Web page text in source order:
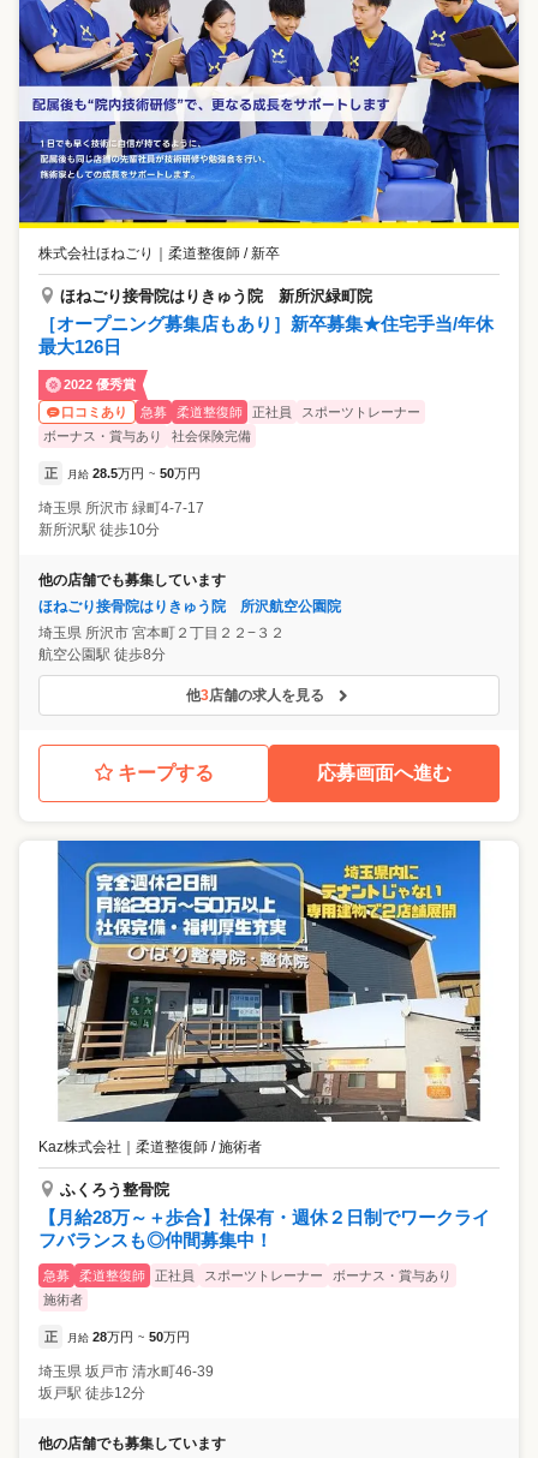
株式会社ほねごり 柔道整復師 / 新卒
ほねごり接骨院はりきゅう院 新所沢緑町院
［オープニング募集店もあり］新卒募集★住宅手当/年休
最大126日
2022 優秀賞
口コミあり
急募 柔道整復師 正社員
スポーツトレーナー
ボーナス・賞与あり
社会保険完備
正 月給 28.5万円 ~ 50万円
埼玉県 所沢市 緑町4-7-17
新所沢駅 徒歩10分
他の店舗でも募集しています
ほねごり接骨院はりきゅう院 所沢航空公園院
埼玉県 所沢市 宮本町２丁目２２−３２
航空公園駅 徒歩8分
他3店舗の求人を見る
キープする 応募画面へ進む
Kaz株式会社 柔道整復師 / 施術者
ふくろう整骨院
【月給28万～＋歩合】社保有・週休２日制でワークライ
フバランスも◎仲間募集中！
急募 柔道整復師 正社員 スポーツトレーナー
ボーナス・賞与あり
施術者
正 月給 28万円 ~ 50万円
埼玉県 坂戸市 清水町46-39
坂戸駅 徒歩12分
他の店舗でも募集しています